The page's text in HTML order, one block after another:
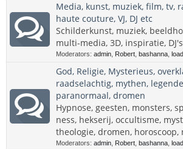
Media, kunst, muziek, film, tv,
haute couture, VJ, DJ etc
Schilderkunst, muziek,
multi-media, 3D, inspiratie,
Moderators: admin Robert bashanna
God, Religie, Mysterieus,
raadselachtig, mythen,
paranormaal, dromen
Hypnose, geesten, monsters,
ness, hekserij, occultisme,
theologie, dromen, horoscoop,
Moderators: admin Robert bashanna